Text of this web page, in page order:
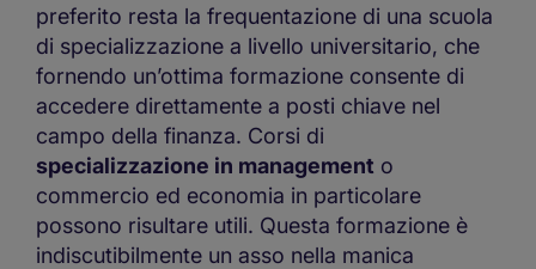
preferito resta la frequentazione di una scuola
di specializzazione a livello universitario, che
fornendo un’ottima formazione consente di
accedere direttamente a posti chiave nel
campo della finanza. Corsi di
specializzazione in management o
commercio ed economia in particolare
possono risultare utili. Questa formazione è
indiscutibilmente un asso nella manica